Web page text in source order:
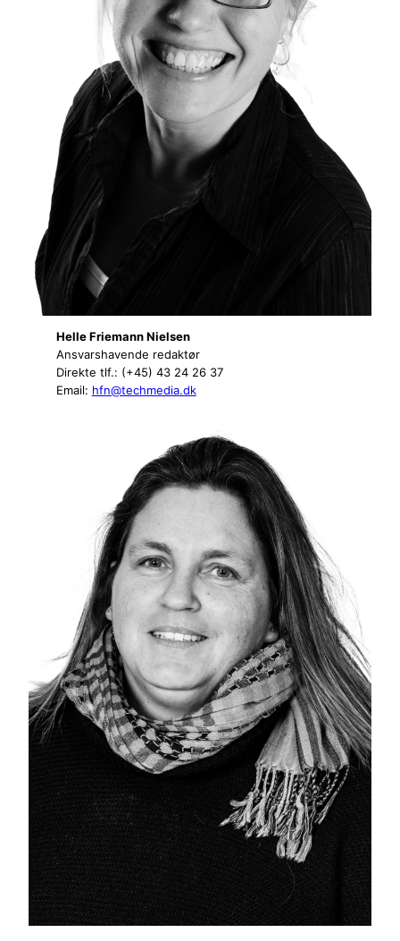
Helle Friemann Nielsen
Ansvarshavende redaktør
Direkte tlf.: (+45) 43 24 26 37
Email: hfn@techmedia.dk